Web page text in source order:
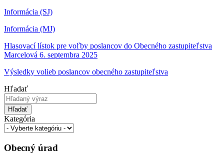
Informácia (SJ)
Informácia (MJ)
Hlasovací lístok pre voľby poslancov do Obecného zastupiteľstva
Marcelová 6. septembra 2025
Výsledky volieb poslancov obecného zastupiteľstva
Hľadať
Hľadať
Kategória
Obecný úrad